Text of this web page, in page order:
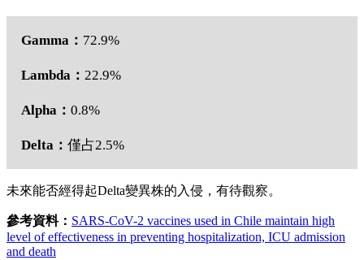
Gamma： 72.9%
Lambda： 22.9%
Alpha： 0.8%
Delta： 僅占2.5%
未來能否經得起Delta變異株的入侵，有待觀察。
參考資料： SARS-CoV-2 vaccines used in Chile maintain high
level of effectiveness in preventing hospitalization, ICU admission
and death